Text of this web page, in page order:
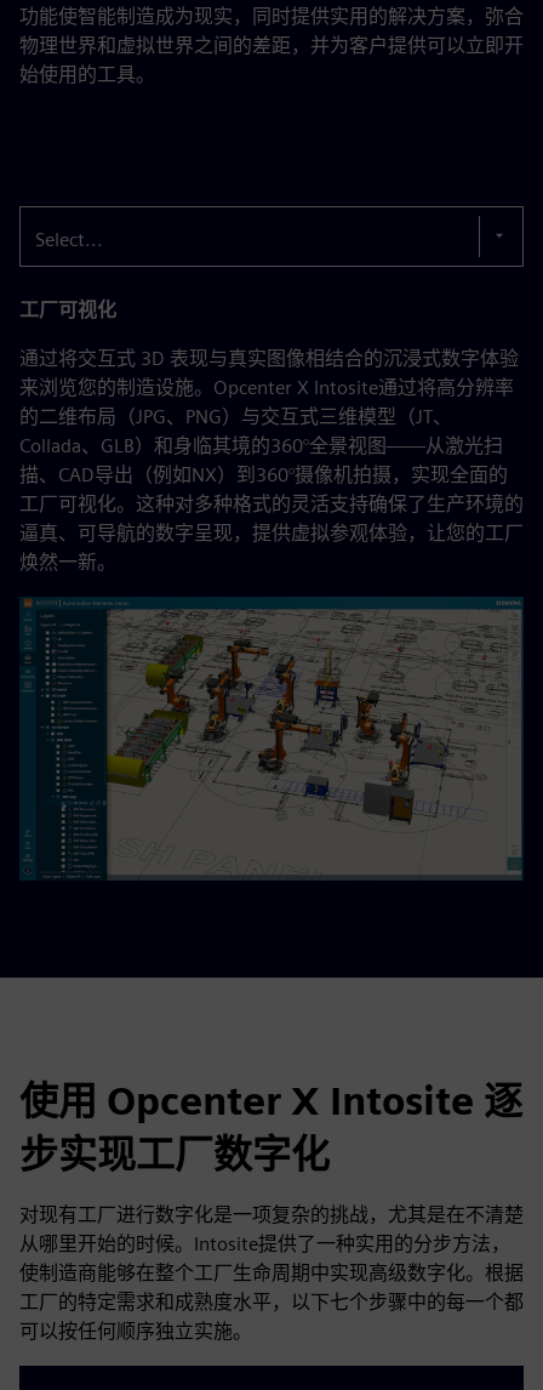
功能使智能制造成为现实，同时提供实用的解决方案，弥合
物理世界和虚拟世界之间的差距，并为客户提供可以立即开
始使用的工具。
Select...
工厂可视化
通过将交互式 3D 表现与真实图像相结合的沉浸式数字体验
来浏览您的制造设施。Opcenter X Intosite通过将高分辨率
的二维布局（JPG、PNG）与交互式三维模型（JT、
Collada、GLB）和身临其境的360°全景视图——从激光扫
描、CAD导出（例如NX）到360°摄像机拍摄，实现全面的
工厂可视化。这种对多种格式的灵活支持确保了生产环境的
逼真、可导航的数字呈现，提供虚拟参观体验，让您的工厂
焕然一新。
使用 Opcenter X Intosite 逐
步实现工厂数字化
对现有工厂进行数字化是一项复杂的挑战，尤其是在不清楚
从哪里开始的时候。Intosite提供了一种实用的分步方法，
使制造商能够在整个工厂生命周期中实现高级数字化。根据
工厂的特定需求和成熟度水平，以下七个步骤中的每一个都
可以按任何顺序独立实施。